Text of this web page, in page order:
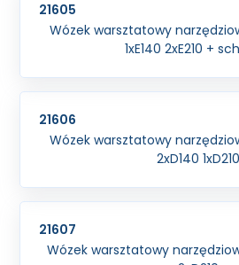
21605
Wózek warsztatowy
1xE140 2xE210 +
21606
Wózek warsztatowy
2xD140 1xD210
21607
Wózek warsztatowy